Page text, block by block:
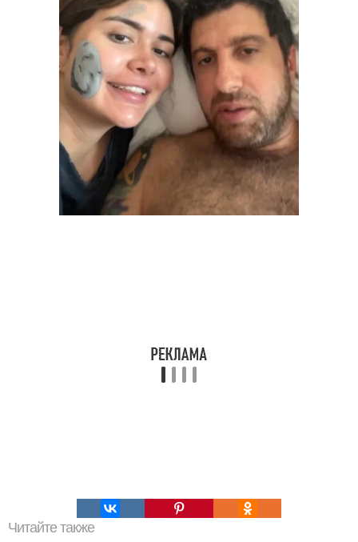
Читайте также